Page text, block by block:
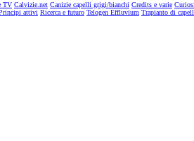
TV Calvizie.net Canizie capelli grigi/bianchi Credits e varie
attivi Ricerca e futuro Telogen Effluvium Trapianto di